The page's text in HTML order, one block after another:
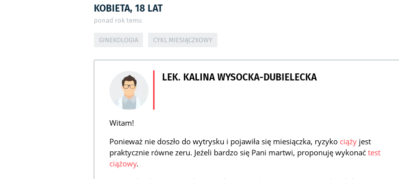
KOBIETA, 18 LAT
ponad rok temu
GINEKOLOGIA CYKL MIESIĄCZKOWY
LEK. KALINA WYSOCKA-DUBIELECKA
Witam!
Ponieważ nie doszło do wytrysku i pojawiła się miesiączka, ryzyko ciąży jest
praktycznie równe zeru. Jeżeli bardzo się Pani martwi, proponuję wykonać test
ciążowy.